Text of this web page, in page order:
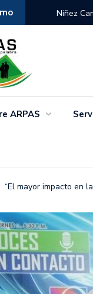
Niñez
ARPAS
“El mayor impacto en